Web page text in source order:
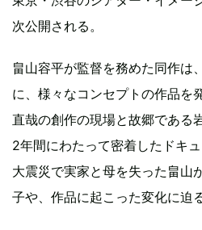
次公開される。
畠山容平が監督を務めた同作は
に、様々なコンセプトの作品を
直哉の創作の現場と故郷である
2年間にわたって密着したドキ
大震災で実家と母を失った畠山
子や、作品に起こった変化に迫